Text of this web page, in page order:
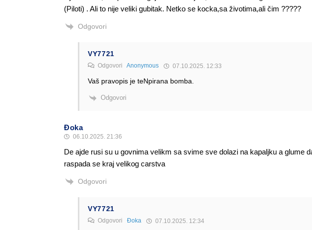
(Piloti) . Ali to nije veliki gubitak. Netko se kocka,sa životima,ali čim ?????
Odgovori
VY7721
Odgovori Anonymous 07.10.2025. 12:33
Vaš pravopis je teNpirana bomba.
Odgovori
Đoka
06.10.2025. 21:36
De ajde rusi su u govnima velikm sa svime sve dolazi na kapaljku a glume
raspada se kraj velikog carstva
Odgovori
VY7721
Odgovori Đoka 07.10.2025. 12:34